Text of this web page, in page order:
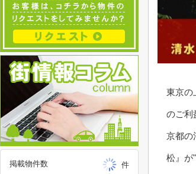
東京の
のご利
京都の
松』が
掲載物件数
件